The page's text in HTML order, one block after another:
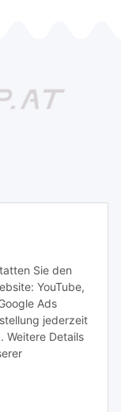
Sie den
YouTube,
Ads
jederzeit
Weitere Details